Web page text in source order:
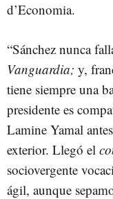
d’Economia.
“Sánchez nunca
Vanguardia; y,
tiene siempre una
presidente es
Lamine Yamal
exterior. Llegó el
sociovergente
ágil, aunque